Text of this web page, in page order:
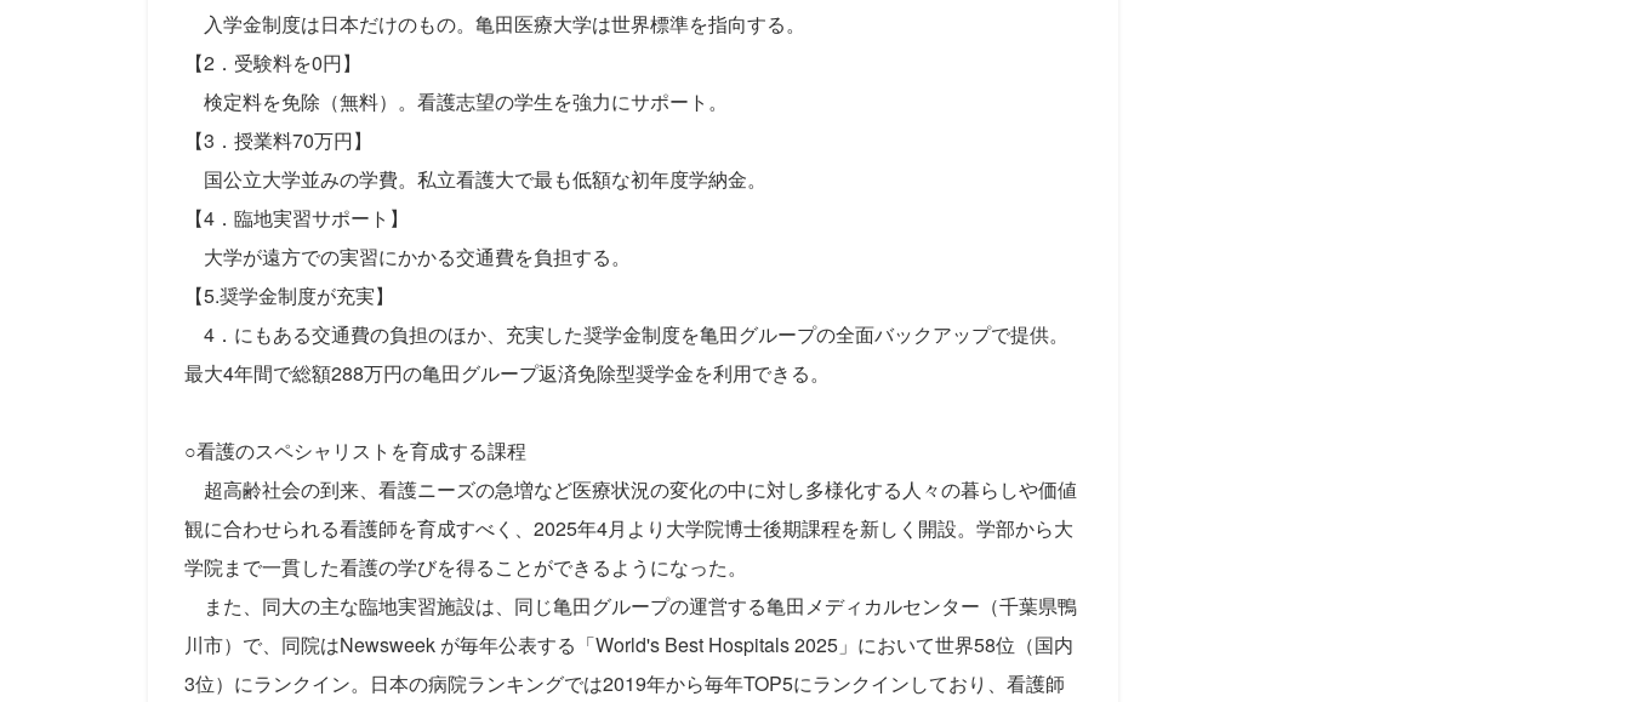
入学金制度は日本だけのもの。亀田医療大学は世界標準を指向する。
【2．受験料を0円】
検定料を免除（無料）。看護志望の学生を強力にサポート。
【3．授業料70万円】
国公立大学並みの学費。私立看護大で最も低額な初年度学納金。
【4．臨地実習サポート】
大学が遠方での実習にかかる交通費を負担する。
【5.奨学金制度が充実】
4．にもある交通費の負担のほか、充実した奨学金制度を亀田グループの全面バックアップで提供。
最大4年間で総額288万円の亀田グループ返済免除型奨学金を利用できる。
○看護のスペシャリストを育成する課程
超高齢社会の到来、看護ニーズの急増など医療状況の変化の中に対し多様化する人々の暮らしや価値
観に合わせられる看護師を育成すべく、2025年4月より大学院博士後期課程を新しく開設。学部から大
学院まで一貫した看護の学びを得ることができるようになった。
また、同大の主な臨地実習施設は、同じ亀田グループの運営する亀田メディカルセンター（千葉県鴨
川市）で、同院はNewsweek が毎年公表する「World's Best Hospitals 2025」において世界58位（国内
3位）にランクイン。日本の病院ランキングでは2019年から毎年TOP5にランクインしており、看護師